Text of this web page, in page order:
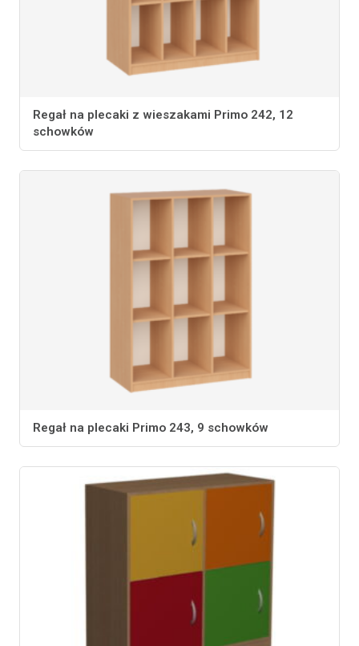
Regał na plecaki z wieszakami Primo 242, 12
schowków
Regał na plecaki Primo 243, 9 schowków